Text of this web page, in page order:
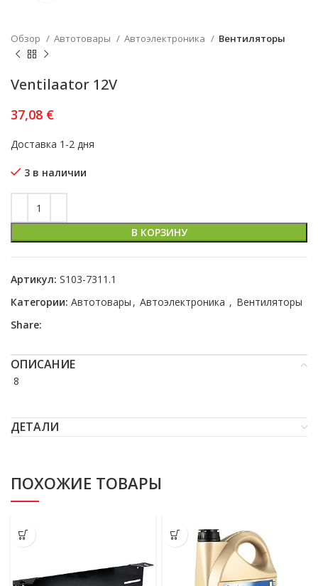
Обзор Автотовары Автоэлектроника Вентиляторы
Ventilaator 12V
37,08 €
Доставка 1-2 дня
3 в наличии
В КОРЗИНУ
Артикул: S103-7311.1
Категории: Автотовары , Автоэлектроника , Вентиляторы
Share:
ОПИСАНИЕ
 8
ДЕТАЛИ
ПОХОЖИЕ ТОВАРЫ